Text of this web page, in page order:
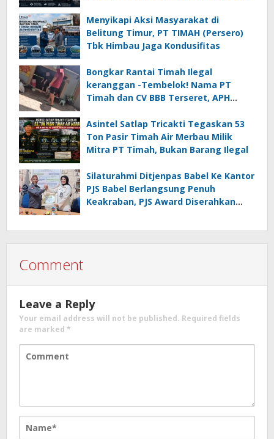
Menyikapi Aksi Masyarakat di
Belitung Timur, PT TIMAH (Persero)
Tbk Himbau Jaga Kondusifitas
Bongkar Rantai Timah Ilegal
keranggan -Tembelok! Nama PT
Timah dan CV BBB Terseret, APH
Asintel Satlap Tricakti Tegaskan 53
Ton Pasir Timah Air Merbau Milik
Mitra PT Timah, Bukan Barang Ilegal
Silaturahmi Ditjenpas Babel Ke Kantor
PJS Babel Berlangsung Penuh
Keakraban, PJS Award Diserahkan
Comment
Leave a Reply
Your email address will not be published. Required fields
are marked *